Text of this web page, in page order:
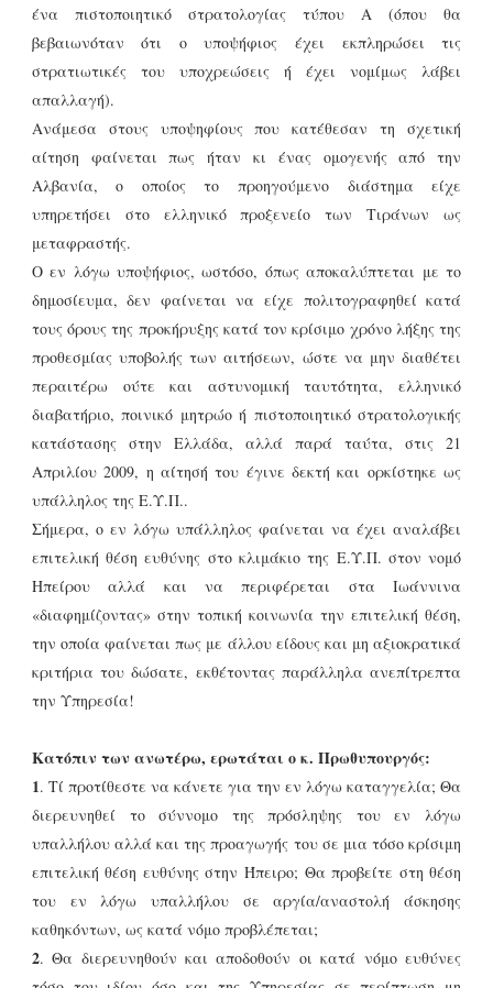
ένα πιστοποιητικό στρατολογίας τύπου Α (όπου θα
βεβαιωνόταν ότι ο υποψήφιος έχει εκπληρώσει τις
στρατιωτικές του υποχρεώσεις ή έχει νομίμως λάβει
απαλλαγή).
Ανάμεσα στους υποψηφίους που κατέθεσαν τη σχετική
αίτηση φαίνεται πως ήταν κι ένας ομογενής από την
Αλβανία, ο οποίος το προηγούμενο διάστημα είχε
υπηρετήσει στο ελληνικό προξενείο των Τιράνων ως
μεταφραστής.
Ο εν λόγω υποψήφιος, ωστόσο, όπως αποκαλύπτεται με το
δημοσίευμα, δεν φαίνεται να είχε πολιτογραφηθεί κατά
τους όρους της προκήρυξης κατά τον κρίσιμο χρόνο λήξης της
προθεσμίας υποβολής των αιτήσεων, ώστε να μην διαθέτει
περαιτέρω ούτε και αστυνομική ταυτότητα, ελληνικό
διαβατήριο, ποινικό μητρώο ή πιστοποιητικό στρατολογικής
κατάστασης στην Ελλάδα, αλλά παρά ταύτα, στις 21
Απριλίου 2009, η αίτησή του έγινε δεκτή και ορκίστηκε ως
υπάλληλος της Ε.Υ.Π..
Σήμερα, ο εν λόγω υπάλληλος φαίνεται να έχει αναλάβει
επιτελική θέση ευθύνης στο κλιμάκιο της Ε.Υ.Π. στον νομό
Ηπείρου αλλά και να περιφέρεται στα Ιωάννινα
«διαφημίζοντας» στην τοπική κοινωνία την επιτελική θέση,
την οποία φαίνεται πως με άλλου είδους και μη αξιοκρατικά
κριτήρια του δώσατε, εκθέτοντας παράλληλα ανεπίτρεπτα
την Υπηρεσία!
Κατόπιν των ανωτέρω, ερωτάται ο κ. Πρωθυπουργός:
1. Τί προτίθεστε να κάνετε για την εν λόγω καταγγελία; Θα
διερευνηθεί το σύννομο της πρόσληψης του εν λόγω
υπαλλήλου αλλά και της προαγωγής του σε μια τόσο κρίσιμη
επιτελική θέση ευθύνης στην Ήπειρο; Θα προβείτε στη θέση
του εν λόγω υπαλλήλου σε αργία/αναστολή άσκησης
καθηκόντων, ως κατά νόμο προβλέπεται;
2. Θα διερευνηθούν και αποδοθούν οι κατά νόμο ευθύνες